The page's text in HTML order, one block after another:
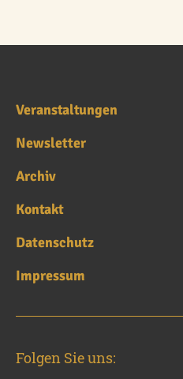
Veranstaltungen
Newsletter
Archiv
Kontakt
Datenschutz
Impressum
Folgen Sie uns: